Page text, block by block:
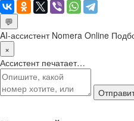
💬
AI-ассистент Nomera Online
×
Ассистент печатает…